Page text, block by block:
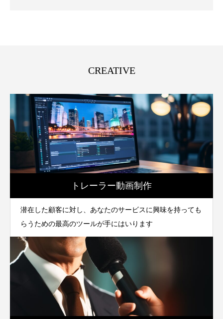
CREATIVE
トレーラー動画制作
潜在した顧客に対し、あなたのサービスに興味を持っても
らうための最高のツールが手にはいります